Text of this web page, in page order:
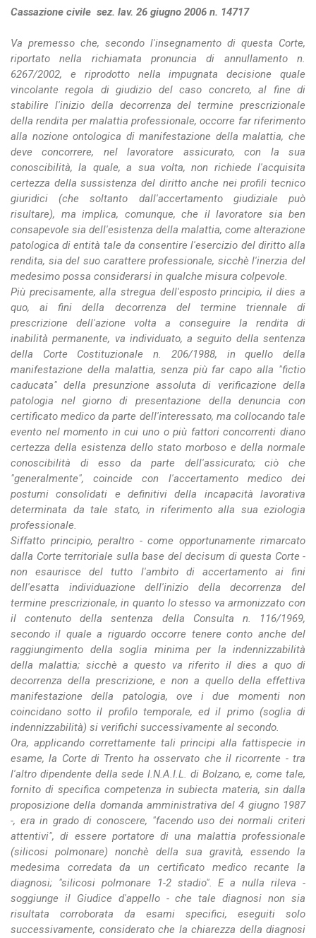
Cassazione civile sez. lav. 26 giugno 2006 n. 14717
Va premesso che, secondo l'insegnamento di questa Corte,
riportato nella richiamata pronuncia di annullamento n.
6267/2002, e riprodotto nella impugnata decisione quale
vincolante regola di giudizio del caso concreto, al fine di
stabilire l'inizio della decorrenza del termine prescrizionale
della rendita per malattia professionale, occorre far riferimento
alla nozione ontologica di manifestazione della malattia, che
deve concorrere, nel lavoratore assicurato, con la sua
conoscibilità, la quale, a sua volta, non richiede l'acquisita
certezza della sussistenza del diritto anche nei profili tecnico
giuridici (che soltanto dall'accertamento giudiziale può
risultare), ma implica, comunque, che il lavoratore sia ben
consapevole sia dell'esistenza della malattia, come alterazione
patologica di entità tale da consentire l'esercizio del diritto alla
rendita, sia del suo carattere professionale, sicchè l'inerzia del
medesimo possa considerarsi in qualche misura colpevole.
Più precisamente, alla stregua dell'esposto principio, il dies a
quo, ai fini della decorrenza del termine triennale di
prescrizione dell'azione volta a conseguire la rendita di
inabilità permanente, va individuato, a seguito della sentenza
della Corte Costituzionale n. 206/1988, in quello della
manifestazione della malattia, senza più far capo alla "fictio
caducata" della presunzione assoluta di verificazione della
patologia nel giorno di presentazione della denuncia con
certificato medico da parte dell'interessato, ma collocando tale
evento nel momento in cui uno o più fattori concorrenti diano
certezza della esistenza dello stato morboso e della normale
conoscibilità di esso da parte dell'assicurato; ciò che
"generalmente", coincide con l'accertamento medico dei
postumi consolidati e definitivi della incapacità lavorativa
determinata da tale stato, in riferimento alla sua eziologia
professionale.
Siffatto principio, peraltro - come opportunamente rimarcato
dalla Corte territoriale sulla base del decisum di questa Corte -
non esaurisce del tutto l'ambito di accertamento ai fini
dell'esatta individuazione dell'inizio della decorrenza del
termine prescrizionale, in quanto lo stesso va armonizzato con
il contenuto della sentenza della Consulta n. 116/1969,
secondo il quale a riguardo occorre tenere conto anche del
raggiungimento della soglia minima per la indennizzabilità
della malattia; sicchè a questo va riferito il dies a quo di
decorrenza della prescrizione, e non a quello della effettiva
manifestazione della patologia, ove i due momenti non
coincidano sotto il profilo temporale, ed il primo (soglia di
indennizzabilità) si verifichi successivamente al secondo.
Ora, applicando correttamente tali principi alla fattispecie in
esame, la Corte di Trento ha osservato che il ricorrente - tra
l'altro dipendente della sede I.N.A.I.L. di Bolzano, e, come tale,
fornito di specifica competenza in subiecta materia, sin dalla
proposizione della domanda amministrativa del 4 giugno 1987
-, era in grado di conoscere, "facendo uso dei normali criteri
attentivi", di essere portatore di una malattia professionale
(silicosi polmonare) nonchè della sua gravità, essendo la
medesima corredata da un certificato medico recante la
diagnosi; "silicosi polmonare 1-2 stadio". E a nulla rileva -
soggiunge il Giudice d'appello - che tale diagnosi non sia
risultata corroborata da esami specifici, eseguiti solo
successivamente, considerato che la chiarezza della diagnosi